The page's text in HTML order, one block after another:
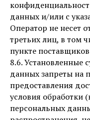
данных и/или с
Оператор не несет
третьих лиц, в том
пункте поставщиков
8.6. Установленные
данных запреты на
предоставления
условия обработки
персональных